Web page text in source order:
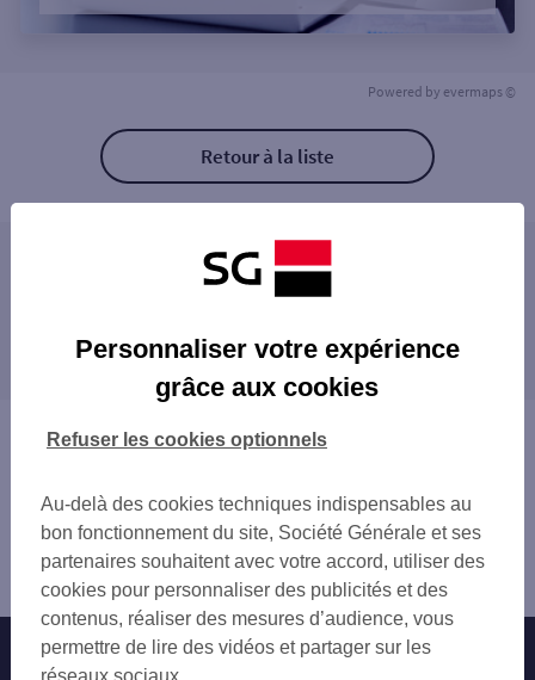
Powered by evermaps ©
Retour à la liste
Les distributeurs/automates à proximité
DUNKERQUE 13 PL DU PALAIS DE JUSTIC
DUNKERQUE 4 BD SAINTE BARBE
DUNKERQUE 6 BD SAINTE BARBE
DUNKERQUE 279 RUE DE LA REPUBLIQUE
DUNKERQUE MALO
DUNKERQUE 13 PL TURENNE
GRANDE SYNTHE
GRANDE SYNTHE 28 AV DE L ANCIEN VIL
BERGUES 5 RUE NATIONALE
BERGUES REPUBLIQUE
E.LECLERC BERGUES
proximité
COUDEKERQUE-BRANCHE
GRANDE-SYNTHE
Vous êtes ici : Accueil
Dunkerque
Distributeur/automate GARE SNCF DUNKERQUE
Nos engagements Nous contacter
Personnaliser votre expérience
grâce aux cookies
Au-delà des cookies techniques indispensables au
bon fonctionnement du site, Société Générale et ses
partenaires souhaitent avec votre accord, utiliser des
cookies pour personnaliser des publicités et des
contenus, réaliser des mesures d’audience, vous
permettre de lire des vidéos et partager sur les
réseaux sociaux.
Refuser les cookies optionnels